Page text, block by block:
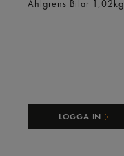
Ahlgrens Bilar 1,02kg
LOGGA IN